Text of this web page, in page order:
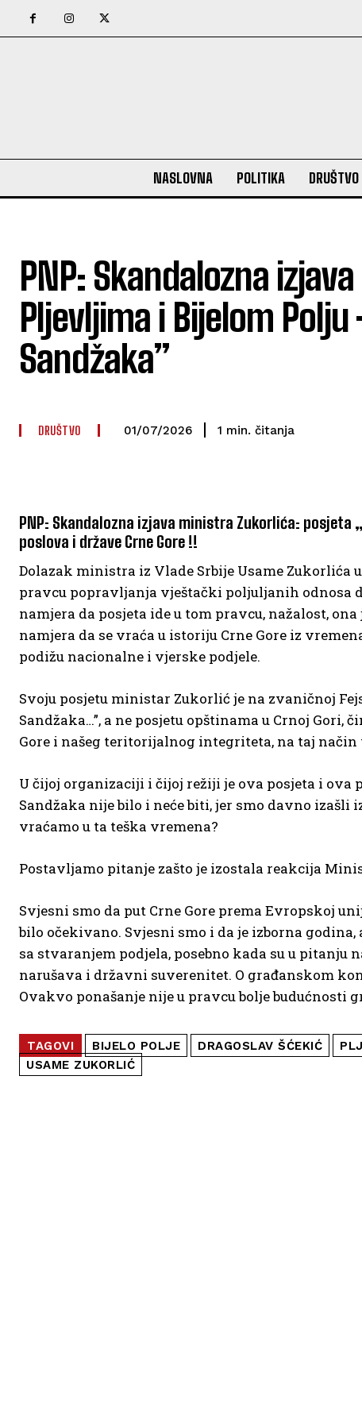
NASLOVNA POLITIKA DRUŠTVO
PNP: Skandalozna
Pljevljima i Bijelom
Sandžaka”
DRUŠTVO 01/07/2026 1 min. čitanja
PNP: Skandalozna izjava ministra Zukorlića:
poslova i države Crne Gore !!
Dolazak ministra iz Vlade Srbije Usame Zukorlića
pravcu popravljanja vještački poljuljanih odnosa
namjera da posjeta ide u tom pravcu, nažalost,
namjera da se vraća u istoriju Crne Gore iz
podižu nacionalne i vjerske podjele.
Svoju posjetu ministar Zukorlić je na zvaničnoj
Sandžaka…”, a ne posjetu opštinama u Crnoj
Gore i našeg teritorijalnog integriteta, na taj
U čijoj organizaciji i čijoj režiji je ova posjeta i ova
Sandžaka nije bilo i neće biti, jer smo davno izašli
vraćamo u ta teška vremena?
Postavljamo pitanje zašto je izostala reakcija
Svjesni smo da put Crne Gore prema Evropskoj
bilo očekivano. Svjesni smo i da je izborna
sa stvaranjem podjela, posebno kada su u pitanju
narušava i državni suverenitet. O građanskom
Ovakvo ponašanje nije u pravcu bolje budućnosti
TAGOVI BIJELO POLJE DRAGOSLAV ŠĆEKIĆ
USAME ZUKORLIĆ